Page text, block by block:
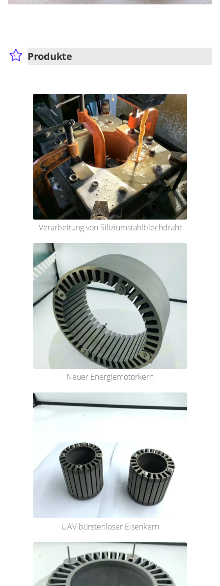
Produkte
Verarbeitung von Siliziumstahlblechdraht
Neuer Energiemotorkern
UAV bürstenloser Eisenkern